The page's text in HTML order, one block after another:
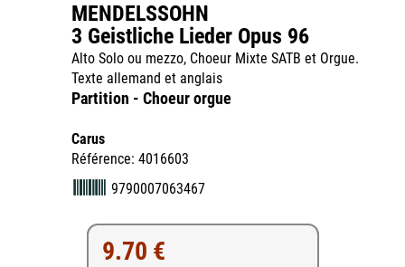
MENDELSSOHN
3 Geistliche Lieder Opus 96
Alto Solo ou mezzo, Choeur Mixte SATB et Orgue.
Texte allemand et anglais
Partition - Choeur orgue
Carus
Référence: 4016603
9790007063467
9.70 €